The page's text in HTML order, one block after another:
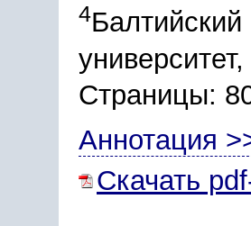
4Балтийский
Страницы:
Аннотация
Скачать